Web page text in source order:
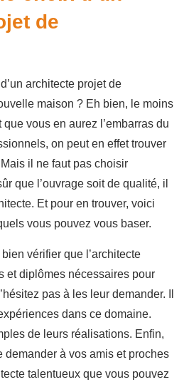
de
architecte projet de
maison ? Eh bien, le moins
que vous en aurez l’embarras du
on peut en effet trouver
il ne faut pas choisir
que l’ouvrage soit de qualité, il
Et pour en trouver, voici
vous pouvez vous baser.
vérifier que l’architecte
et diplômes nécessaires pour
pas à les leur demander. Il
dans ce domaine.
de leurs réalisations. Enfin,
demander à vos amis et proches
talentueux que vous pouvez